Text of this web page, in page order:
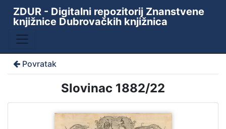
ZDUR - Digitalni repozitorij Znanstvene
knjižnice Dubrovačkih knjižnica
Povratak
Slovinac 1882/22